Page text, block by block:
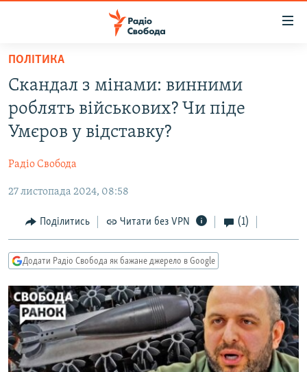
Перейти
основного
матеріалу
Перейти
до
основної
Перейти
пошуку
ВСЕ ЗА ДОБУ
СТАТТІ
ЕКОНОМІКА
СУСПІЛЬСТВО
КУЛЬТУРА
УКРАЇНА
СВІТ
РОСІЙСЬКА «ФІЛЬТРАЦІЯ»
ДОНБАС.РЕАЛІЇ
КРИМ.РЕАЛІЇ
СХЕМИ
КИТАЙ.ВИКЛИКИ
МУЛЬТИМЕДІА
ФОТО
СПЕЦПРОЄКТИ
ПОЛІТИКА
Скандал з мінами: винними
роблять військових? Чи піде
Умєров у відставку?
Радіо Свобода
27 листопада 2024, 08:58
Поділитись Читати без VPN (1)
Додати Радіо Свобода як бажане джерело в Google